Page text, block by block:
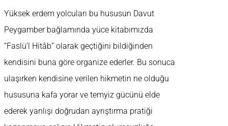
Yüksek erdem yolcuları bu hususun Davut
Peygamber bağlamında yüce kitabımızda
“Faslü’l Hitâb” olarak geçtiğini bildiğinden
kendisini buna göre organize ederler. Bu sonuca
ulaşırken kendisine verilen hikmetin ne olduğu
hususuna kafa yorar ve temyiz gücünü elde
ederek yanlışı doğrudan ayrıştırma pratiği